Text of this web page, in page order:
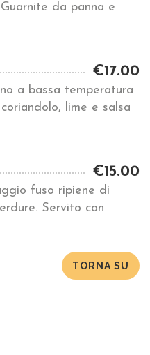
da panna e
€17.00
a bassa temperatura
lime e salsa
€15.00
fuso ripiene di
Servito con
TORNA SU